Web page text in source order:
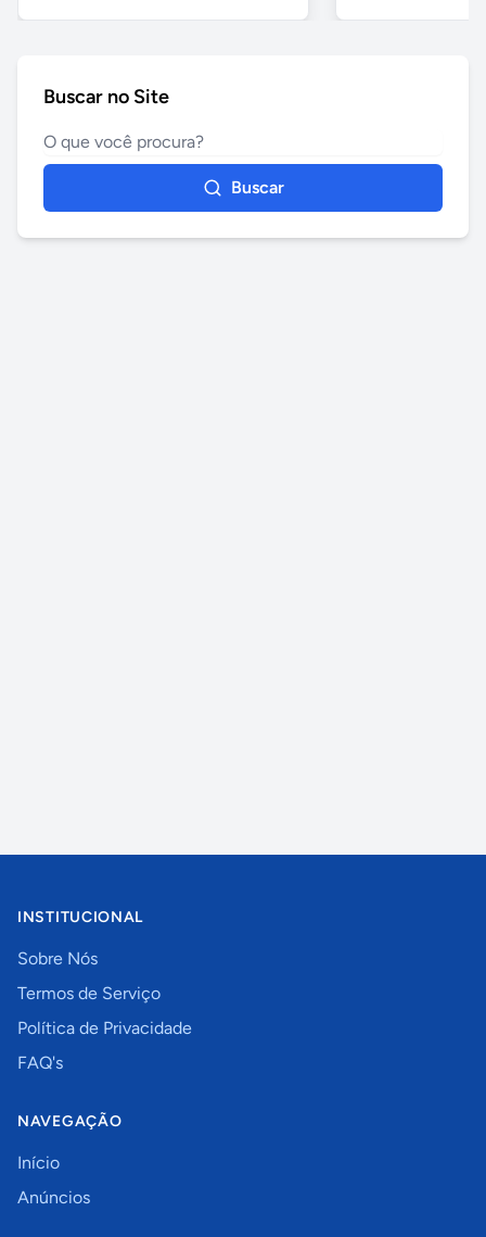
Buscar no Site
Buscar
INSTITUCIONAL
Sobre Nós
Termos de Serviço
Política de Privacidade
FAQ's
NAVEGAÇÃO
Início
Anúncios